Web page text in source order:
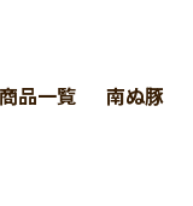
商品一覧 南ぬ豚